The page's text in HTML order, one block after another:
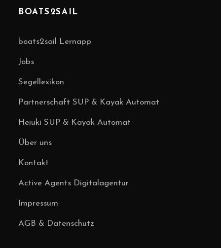
BOATS2SAIL
boats2sail Lernapp
Jobs
Segellexikon
Partnerschaft SUP & Kayak Automat
Heiuki SUP & Kayak Automat
Über uns
Kontakt
Active Agents Digitalagentur
Impressum
AGB & Datenschutz